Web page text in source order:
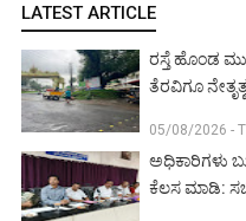
LATEST ARTICLE
ರಸ್ತೆ ಹೊಂಡ
ತೆರವಿಗೂ
05/08/2026 -
ಅಧಿಕಾರಿಗಳು
ಕೆಲಸ ಮಾಡಿ: